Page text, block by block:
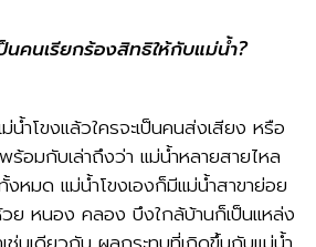
นคนเรียกร้องสิทธิให้กับแม่น้ำ?
ำโขงแล้วใครจะเป็นคนส่งเสียง หรือ
ร้อมกับเล่าถึงว่า แม่น้ำหลายสายไหล
งหมด แม่น้ำโขงเองก็มีแม่น้ำสาขาย่อย
หนอง คลอง บึงใกล้บ้านก็เป็นแหล่ง